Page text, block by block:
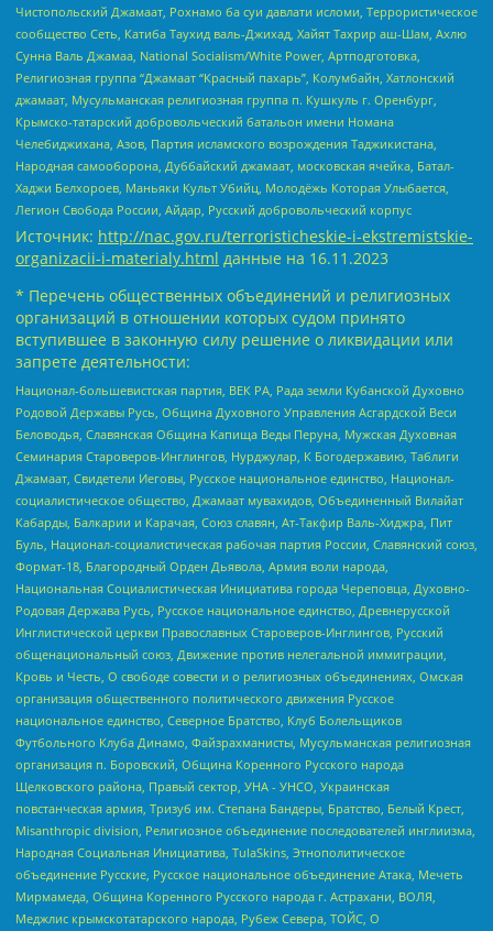
Чистопольский Джамаат, Рохнамо ба суи давлати исломи, Террористическое
сообщество Сеть, Катиба Таухид валь-Джихад, Хайят Тахрир аш-Шам, Ахлю
Сунна Валь Джамаа, National Socialism/White Power, Артподготовка,
Религиозная группа “Джамаат “Красный пахарь”, Колумбайн, Хатлонский
джамаат, Мусульманская религиозная группа п. Кушкуль г. Оренбург,
Крымско-татарский добровольческий батальон имени Номана
Челебиджихана, Азов, Партия исламского возрождения Таджикистана,
Народная самооборона, Дуббайский джамаат, московская ячейка, Батал-
Хаджи Белхороев, Маньяки Культ Убийц, Молодёжь Которая Улыбается,
Легион Свобода России, Айдар, Русский добровольческий корпус
Источник: http://nac.gov.ru/terroristicheskie-i-ekstremistskie-
organizacii-i-materialy.html данные на 16.11.2023
* Перечень общественных объединений и религиозных
организаций в отношении которых судом принято
вступившее в законную силу решение о ликвидации или
запрете деятельности:
Национал-большевистская партия, ВЕК РА, Рада земли Кубанской Духовно
Родовой Державы Русь, Община Духовного Управления Асгардской Веси
Беловодья, Славянская Община Капища Веды Перуна, Мужская Духовная
Семинария Староверов-Инглингов, Нурджулар, К Богодержавию, Таблиги
Джамаат, Свидетели Иеговы, Русское национальное единство, Национал-
социалистическое общество, Джамаат мувахидов, Объединенный Вилайат
Кабарды, Балкарии и Карачая, Союз славян, Ат-Такфир Валь-Хиджра, Пит
Буль, Национал-социалистическая рабочая партия России, Славянский союз,
Формат-18, Благородный Орден Дьявола, Армия воли народа,
Национальная Социалистическая Инициатива города Череповца, Духовно-
Родовая Держава Русь, Русское национальное единство, Древнерусской
Инглистической церкви Православных Староверов-Инглингов, Русский
общенациональный союз, Движение против нелегальной иммиграции,
Кровь и Честь, О свободе совести и о религиозных объединениях, Омская
организация общественного политического движения Русское
национальное единство, Северное Братство, Клуб Болельщиков
Футбольного Клуба Динамо, Файзрахманисты, Мусульманская религиозная
организация п. Боровский, Община Коренного Русского народа
Щелковского района, Правый сектор, УНА - УНСО, Украинская
повстанческая армия, Тризуб им. Степана Бандеры, Братство, Белый Крест,
Misanthropic division, Религиозное объединение последователей инглиизма,
Народная Социальная Инициатива, TulaSkins, Этнополитическое
объединение Русские, Русское национальное объединение Атака, Мечеть
Мирмамеда, Община Коренного Русского народа г. Астрахани, ВОЛЯ,
Меджлис крымскотатарского народа, Рубеж Севера, ТОЙС, О